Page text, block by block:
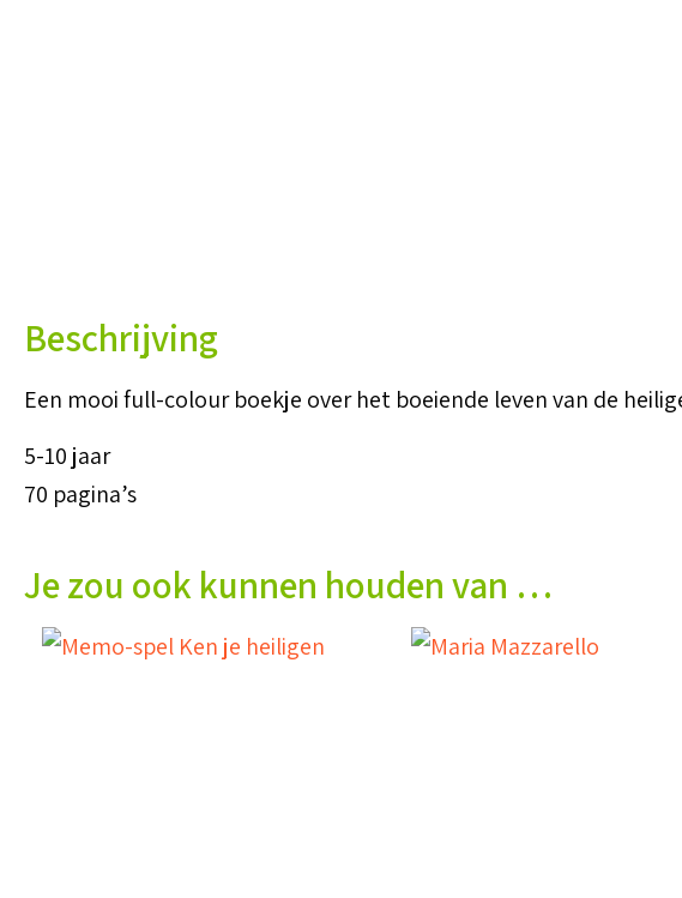
Beschrijving
Een mooi full-colour boekje over het boeiende leven van de
5-10 jaar
70 pagina’s
Je zou ook kunnen houden van …